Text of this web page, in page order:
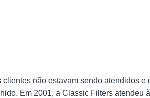
não estavam sendo atendidos e
Em 2001, a Classic Filters atendeu